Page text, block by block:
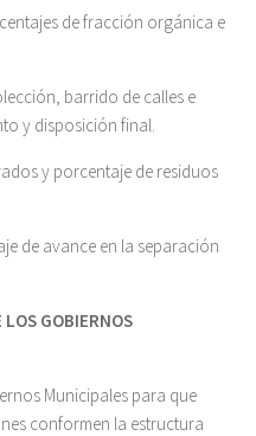
de fracción orgánica e
barrido de calles e
y disposición final.
y porcentaje de residuos
de avance en la separación
GOBIERNOS
Municipales para que
conformen la estructura